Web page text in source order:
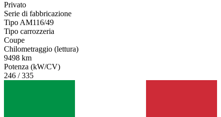
Privato
Serie di fabbricazione
Tipo AM116/49
Tipo carrozzeria
Coupe
Chilometraggio (lettura)
9498 km
Potenza (kW/CV)
246 / 335